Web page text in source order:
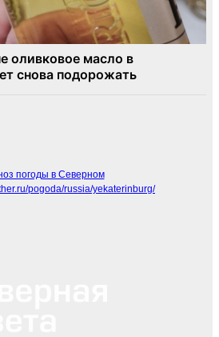
погоды в Северном
pogoda/russia/yekaterinburg/